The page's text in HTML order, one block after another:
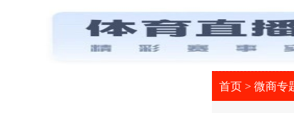
首页 > 微商专